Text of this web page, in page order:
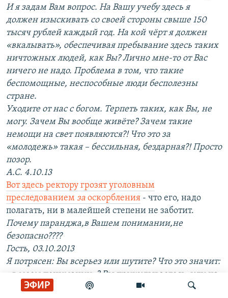
ЭФИР
И я задам Вам вопрос. На Вашу учебу здесь я
должен изыскивать со своей стороны свыше 150
тысяч рублей каждый год. На кой чёрт я должен
«вкалывать», обеспечивая пребывание здесь таких
ничтожных людей, как Вы? Лично мне-то от Вас
ничего не надо. Проблема в том, что такие
беспомощные, неспособные люди бесполезны
стране.
Уходите от нас с богом. Терпеть таких, как Вы, не
могу. Зачем Вы вообще живёте? Зачем такие
немощи на свет появляются?! Что это за
«молодежь» такая – бессильная, бездарная?! Просто
позор.
А.С. 4.10.13
Вот здесь ректору грозят уголовным
преследованием за оскорбления - что его, надо
полагать, ни в малейшей степени не заботит.
Почему паранджа,в Вашем понимании,не
безопасно????
Гость, 03.10.2013
Я потрясен: Вы всерьез или шутите? Что это значит:
«в моем понимании»? Вы прикидываетесь, или на
мою страницу сайта заходят умственно